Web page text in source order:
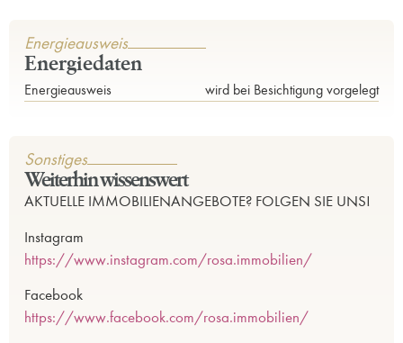
Energieausweis
Energiedaten
Energieausweis wird bei Besichtigung vorgelegt
Sonstiges
Weiterhin wissenswert
AKTUELLE IMMOBILIENANGEBOTE? FOLGEN SIE UNS!
Instagram
https://www.instagram.com/rosa.immobilien/
Facebook
https://www.facebook.com/rosa.immobilien/